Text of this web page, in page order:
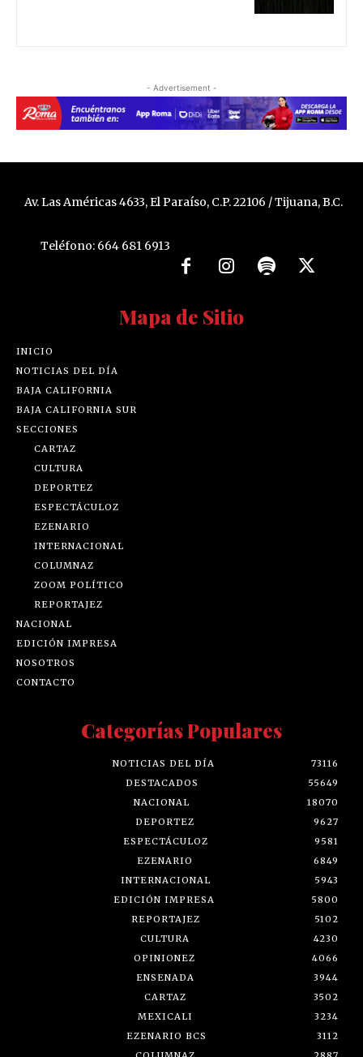
- Advertisement -
Av. Las Américas 4633, El Paraíso, C.P. 22106 / Tijuana, B.C.
Teléfono: 664 681 6913
Mapa de Sitio
INICIO
NOTICIAS DEL DÍA
BAJA CALIFORNIA
BAJA CALIFORNIA SUR
SECCIONES
CARTAZ
CULTURA
DEPORTEZ
ESPECTÁCULOZ
EZENARIO
INTERNACIONAL
COLUMNAZ
ZOOM POLÍTICO
REPORTAJEZ
NACIONAL
EDICIÓN IMPRESA
NOSOTROS
CONTACTO
Categorías Populares
NOTICIAS DEL DÍA
73116
DESTACADOS
55649
NACIONAL
18070
DEPORTEZ
9627
ESPECTÁCULOZ
9581
EZENARIO
6849
INTERNACIONAL
5943
EDICIÓN IMPRESA
5800
REPORTAJEZ
5102
CULTURA
4230
OPINIONEZ
4066
ENSENADA
3944
CARTAZ
3502
MEXICALI
3234
EZENARIO BCS
3112